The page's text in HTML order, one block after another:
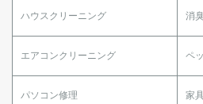
ハウスクリーニング 消
エアコンクリーニング ペ
パソコン修理 家